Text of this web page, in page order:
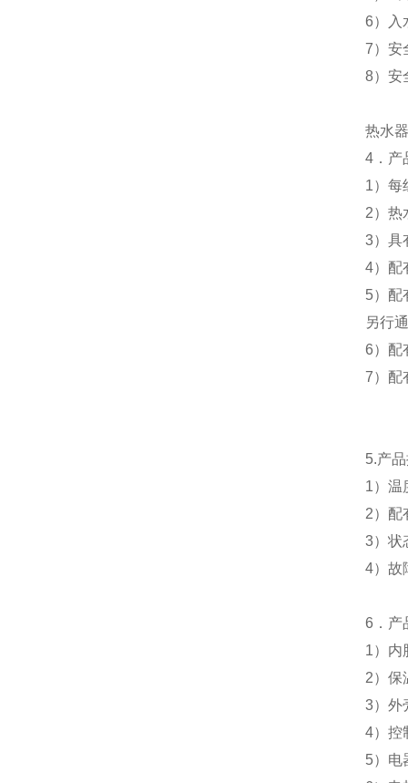
6）入
7）安
8）安
热水
4 ．
1）每
2）热
3）具
4）配
5）配
另行
6）配
7）配
5.产
1）温
2）配
3）状
4）故
6 ．
1） 内
2） 保
3）外
4）控
5）电